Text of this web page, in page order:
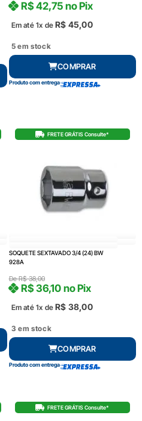
Em até 1x de R$ 45,00
R$42,75 no Pix
5 em stock
COMPRAR
Produto com entrega
FRETE GRÁTIS Consulte*
SOQUETE SEXTAVADO 3/4 (24) BW
928A
DeR$38,00
Em até 1x de R$ 38,00
R$36,10 no Pix
3 em stock
COMPRAR
Produto com entrega
FRETE GRÁTIS Consulte*